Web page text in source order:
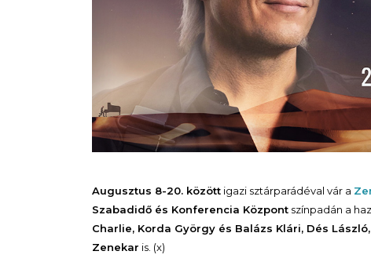
Augusztus 8-20. között igazi sztárparádéval vár a
Szabadidő és Konferencia Központ színpadán a
Charlie, Korda György és Balázs Klári, Dés László,
Zenekar is. (x)